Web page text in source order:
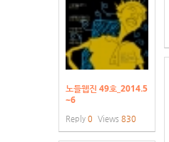
노들웹진 49호_2014.5
~6
Reply 0 Views 830